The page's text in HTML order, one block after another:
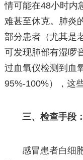
情可能在48小时内
难甚至休克。肺炎
部分患者（尤其是
可发现肺部有湿啰
过血氧仪检测到血
95%-100%），这
三、检查手段
感冒患者白细